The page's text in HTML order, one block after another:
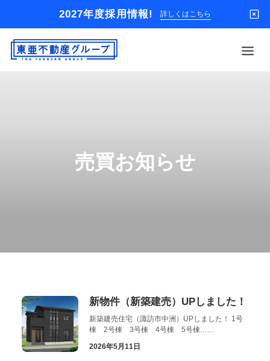
2027年度採用情報! 詳しくはこちら
売買お知らせ
新物件（新築建売）UPしました！
新築建売住宅（諏訪市中洲）UPしました！ 1号
棟 2号棟 3号棟 4号棟 5号棟……
2026年5月11日